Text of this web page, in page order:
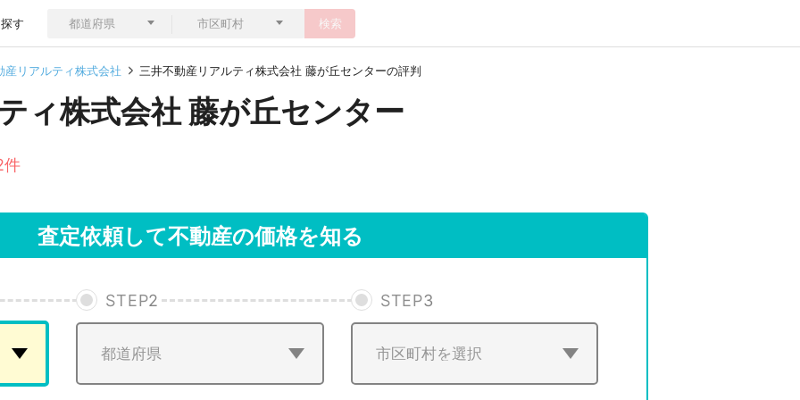
す 検索
リアルティ株式会社 三井不動産リアルティ株式会社 藤が丘センターの評判
ィ株式会社 藤が丘センター
件
査定依頼して不動産の価格を知る
STEP2 STEP3